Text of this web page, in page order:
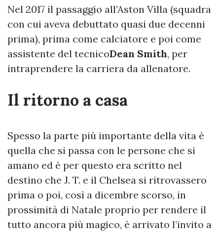
Nel 2017 il passaggio all’Aston Villa (squadra
con cui aveva debuttato quasi due decenni
prima), prima come calciatore e poi come
assistente del tecnicoDean Smith, per
intraprendere la carriera da allenatore.
Il ritorno a casa
Spesso la parte più importante della vita è
quella che si passa con le persone che si
amano ed è per questo era scritto nel
destino che J. T. e il Chelsea si ritrovassero
prima o poi, così a dicembre scorso, in
prossimità di Natale proprio per rendere il
tutto ancora più magico, è arrivato l’invito a